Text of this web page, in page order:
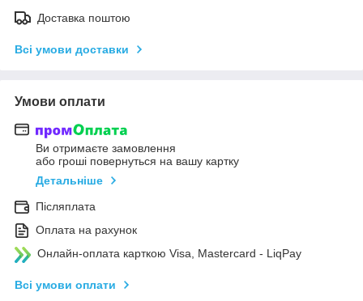
Доставка поштою
Всі умови доставки
Умови оплати
Ви отримаєте замовлення
або гроші повернуться на вашу картку
Детальніше
Післяплата
Оплата на рахунок
Онлайн-оплата карткою Visa, Mastercard - LiqPay
Всі умови оплати